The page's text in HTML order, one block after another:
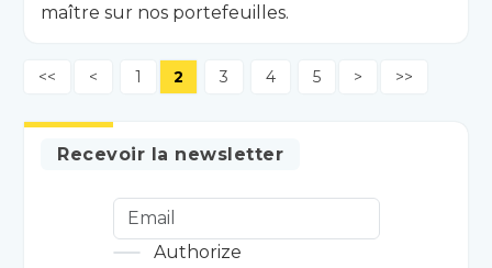
maître sur nos portefeuilles.
<< < 1 2 3 4 5 > >>
Recevoir la newsletter
Authorize